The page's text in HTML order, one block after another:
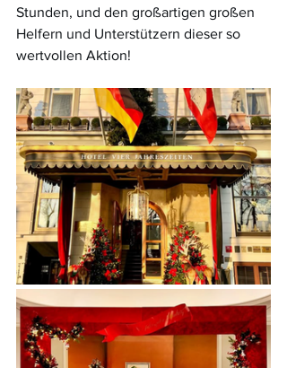
Stunden, und den großartigen großen
Helfern und Unterstützern dieser so
wertvollen Aktion!